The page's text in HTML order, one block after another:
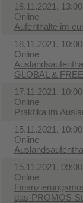
18.11.2021,
Online
Aufenthalte im
18.11.2021,
Online
GLOBAL &
17.11.2021,
Online
Praktika im
15.11.2021,
Online
15.11.2021,
Online
das-PROMOS-